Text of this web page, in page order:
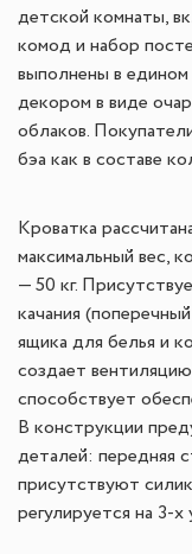
детской комнаты,
комод и набор
выполнены в
декором в виде
облаков.
бэа как в составе
Кроватка
максимальный вес,
— 50 кг.
качания
ящика для белья и
создает
способствует
В конструкции
деталей: передняя
присутствуют
регулируется на 3-х